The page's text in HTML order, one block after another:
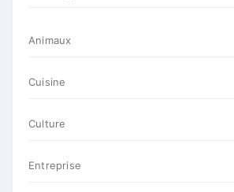
Animaux
Cuisine
Culture
Entreprise